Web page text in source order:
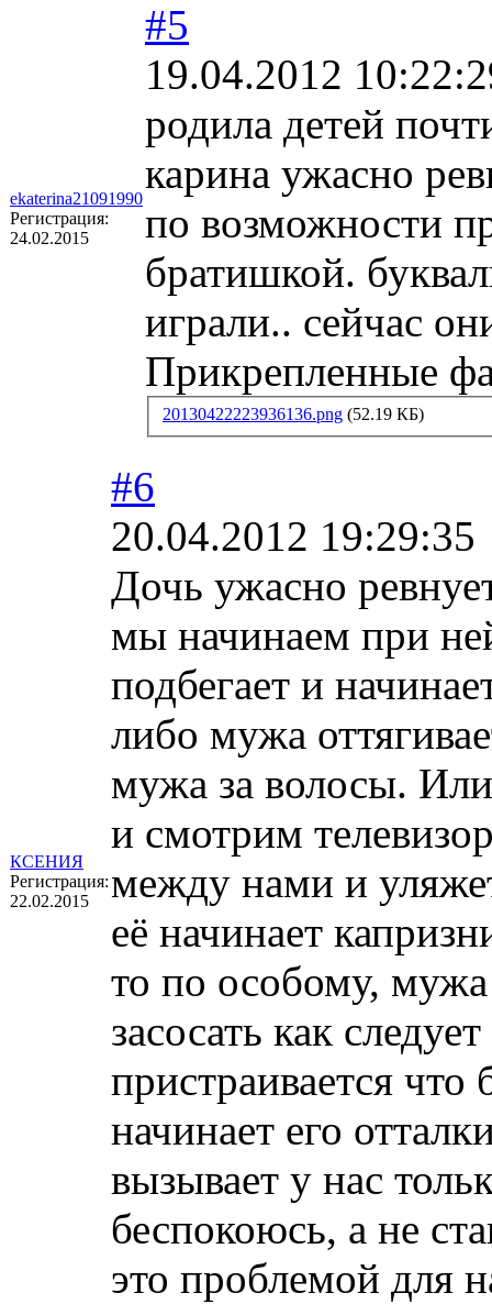
ekaterina21091990
Регистрация:
24.02.2015
#5
19.04.2012
родила детей
карина ужасно
по возможности
братишкой.
играли.. сейчас
Прикрепленные
20130422223936136.png (52.19 КБ)
КСЕНИЯ
Регистрация:
22.02.2015
#6
20.04.2012 19:29:35
Дочь ужасно
мы начинаем при
подбегает и
либо мужа
мужа за волосы.
и смотрим
между нами и
её начинает
то по особому,
засосать как
пристраивается
начинает его
вызывает у нас
беспокоюсь, а не
это проблемой для